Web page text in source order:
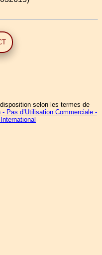
selon les termes de
Pas d’Utilisation Commerciale -